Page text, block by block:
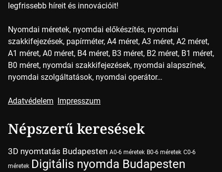
legfrissebb híreit és innovációit!
Nyomdai méretek, nyomdai előkészítés, nyomdai
szakkifejezések, papírméter, A4 méret, A3 méret, A2 méret,
A1 méret, A0 méret, B4 méret, B3 méret, B2 méret, B1 méret,
B0 méret, nyomdai szakkifejezések, nyomdai alapszínek,
nyomdai szolgáltatások, nyomdai operátor…
Adatvédelem Impresszum
Népszerű keresések
3D nyomtatás Budapesten A0-6 méretek B0-6 méretek C0-6
méretek Digitális nyomda Budapesten